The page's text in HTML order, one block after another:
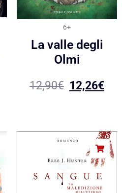
6+
La valle degli
Olmi
12,90€ 12,26€